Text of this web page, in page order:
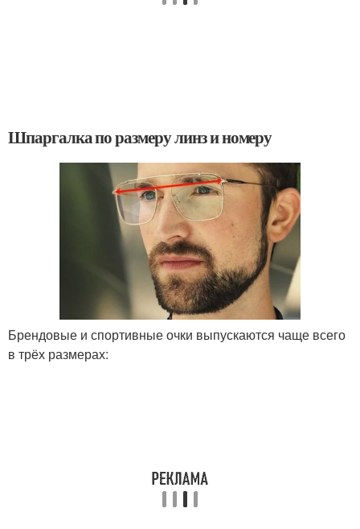
Шпаргалка по размеру линз и номеру
Брендовые и спортивные очки выпускаются чаще всего
в трёх размерах: